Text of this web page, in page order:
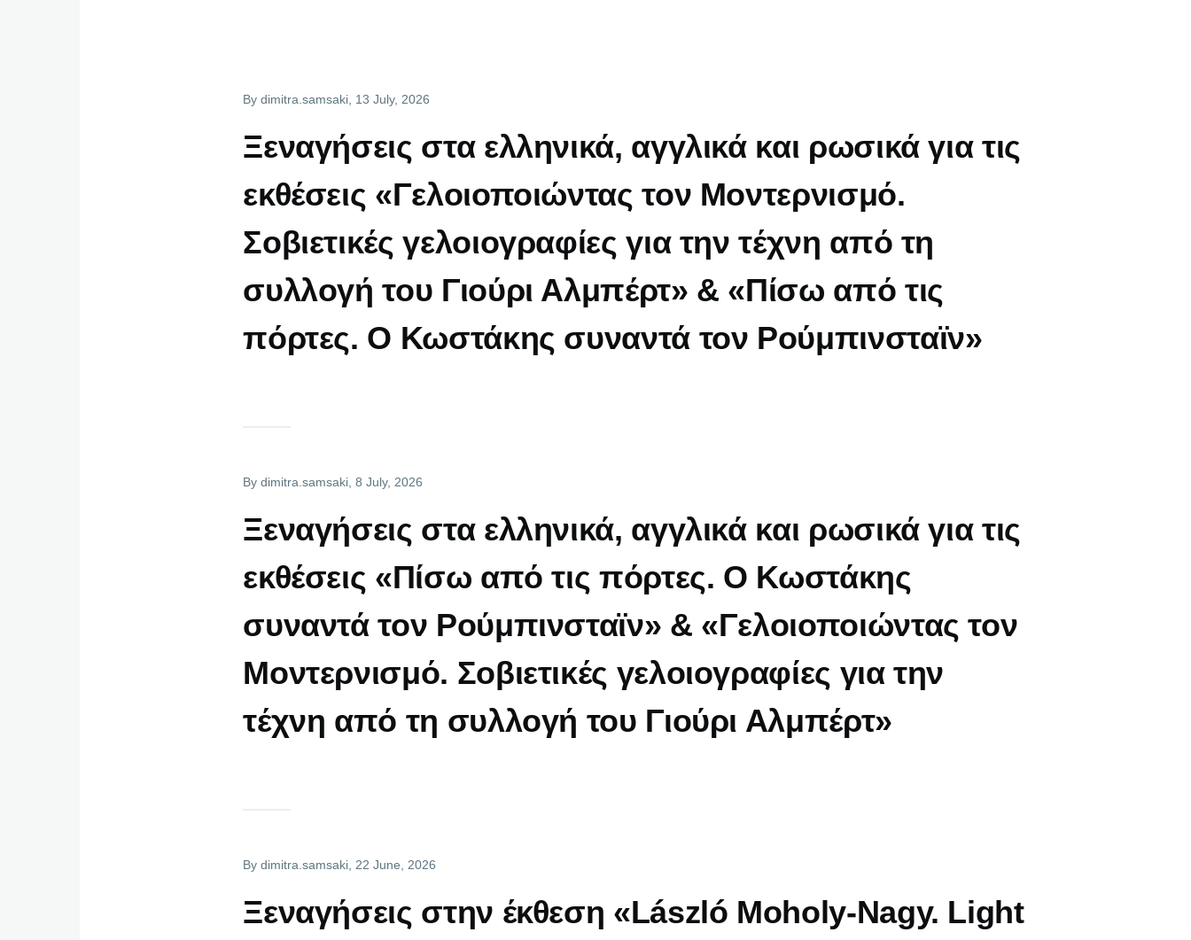
Bydimitra.samsaki , 13 July, 2026
Ξεναγήσεις στα ελληνικά, αγγλικά και ρωσικά για τις
εκθέσεις «Γελοιοποιώντας τον Μοντερνισμό.
Σοβιετικές γελοιογραφίες για την τέχνη από τη
συλλογή του Γιούρι Αλμπέρτ» & «Πίσω από τις
πόρτες. Ο Κωστάκης συναντά τον Ρούμπινσταϊν»
Bydimitra.samsaki , 8 July, 2026
Ξεναγήσεις στα ελληνικά, αγγλικά και ρωσικά για τις
εκθέσεις «Πίσω από τις πόρτες. Ο Κωστάκης
συναντά τον Ρούμπινσταϊν» & «Γελοιοποιώντας τον
Μοντερνισμό. Σοβιετικές γελοιογραφίες για την
τέχνη από τη συλλογή του Γιούρι Αλμπέρτ»
Bydimitra.samsaki , 22 June, 2026
Ξεναγήσεις στην έκθεση «László Moholy-Nagy. Light